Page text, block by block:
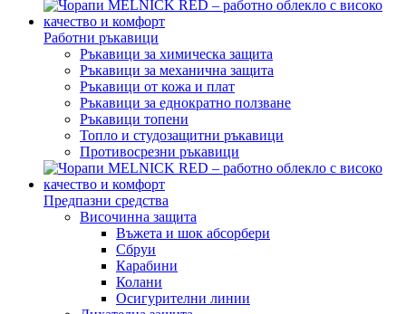
Работни ръкавици
Ръкавици за химическа защита
Ръкавици за механична защита
Ръкавици от кожа и плат
Ръкавици за еднократно ползване
Ръкавици топени
Топло и студозащитни ръкавици
Противосрезни ръкавици
Предпазни средства
Височинна защита
Въжета и шок абсорбери
Сбруи
Карабини
Колани
Осигурителни линии